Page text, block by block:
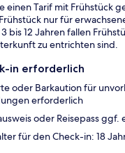
einen Tarif mit Frühstück
nur für
bis 12 Jahren fallen
zu entrichten sind.
in erforderlich
oder Barkaution für
erforderlich
oder Reisepass
für den Check-in: 18